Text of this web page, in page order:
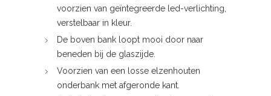
voorzien van geïntegreerde led-verlichting,
verstelbaar in kleur.
De boven bank loopt mooi door naar
beneden bij de glaszijde.
Voorzien van een losse elzenhouten
onderbank met afgeronde kant.